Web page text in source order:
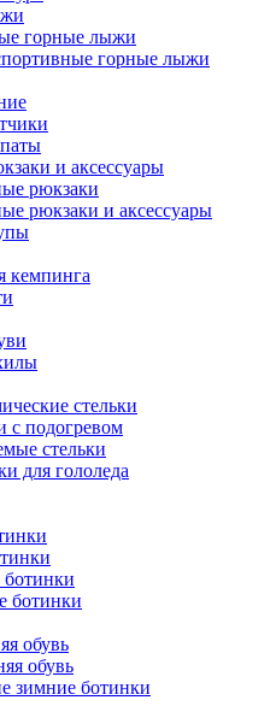
горные лыжи
горные лыжи
и аксессуары
рюкзаки
рюкзаки и аксессуары
кемпинга
стельки
с подогревом
стельки
для гололеда
ботинки
обувь
обувь
зимние ботинки